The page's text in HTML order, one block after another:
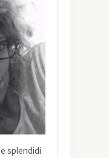
splendidi